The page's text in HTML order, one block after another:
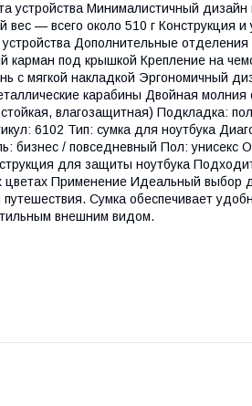
устройства Минималистичный
вес — всего около 510 г Конструкция
Дополнительные
карман под крышкой Крепление на
мягкой накладкой Эргономичный
карабины Двойная
влагозащитная) Подкладка:
6102 Тип: сумка для ноутбука
бизнес / повседневный Пол: унисекс
для защиты ноутбука
Применение Идеальный выбор
Сумка обеспечивает
внешним видом.